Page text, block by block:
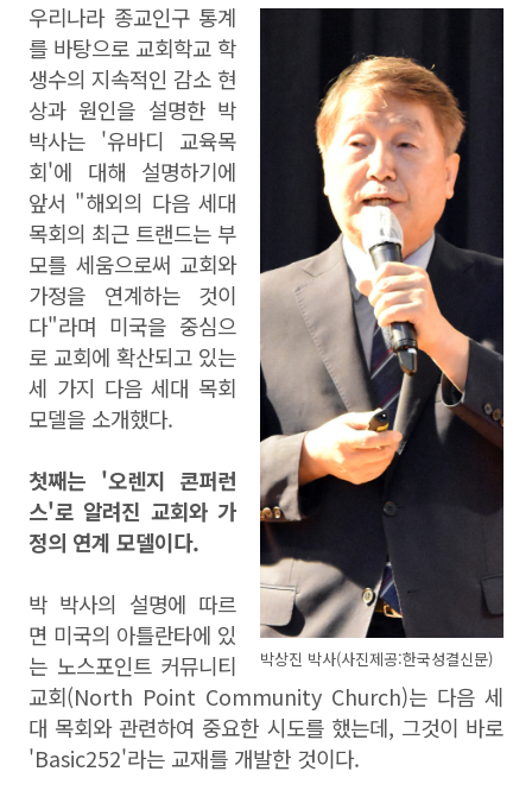
박상진 박사(사진제공:한국성결신문)
우리나라 종교인구 통계
를 바탕으로 교회학교 학
생수의 지속적인 감소 현
상과 원인을 설명한 박
박사는 '유바디 교육목
회'에 대해 설명하기에
앞서 "해외의 다음 세대
목회의 최근 트랜드는 부
모를 세움으로써 교회와
가정을 연계하는 것이
다"라며 미국을 중심으
로 교회에 확산되고 있는
세 가지 다음 세대 목회
모델을 소개했다.
첫째는 '오렌지 콘퍼런
스'로 알려진 교회와 가
정의 연계 모델이다.
박 박사의 설명에 따르
면 미국의 아틀란타에 있
는 노스포인트 커뮤니티
교회(North Point Community Church)는 다음 세
대 목회와 관련하여 중요한 시도를 했는데, 그것이 바로
'Basic252'라는 교재를 개발한 것이다.